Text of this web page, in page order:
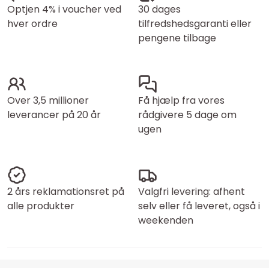
Optjen 4% i voucher ved
hver ordre
30 dages
tilfredshedsgaranti eller
pengene tilbage
Over 3,5 millioner
leverancer på 20 år
Få hjælp fra vores
rådgivere 5 dage om
ugen
2 års reklamationsret på
alle produkter
Valgfri levering: afhent
selv eller få leveret, også i
weekenden